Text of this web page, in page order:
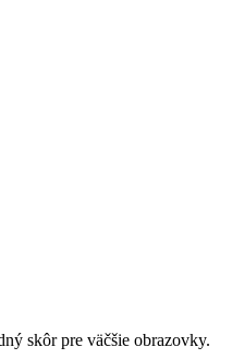
skôr pre väčšie obrazovky.